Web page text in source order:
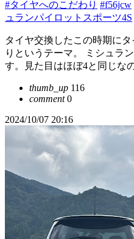
#タイヤへのこだわり #f56jcw
ュランパイロットスポーツ4S
タイヤ交換したこの時期に
りというテーマ。 ミシュラ
す。見た目はほぼ4と同じな
thumb_up 116
comment0
2024/10/07 20:16